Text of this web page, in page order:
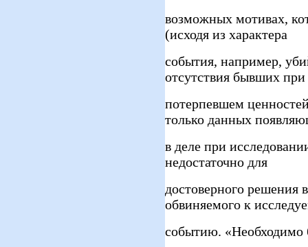
возможных мотивах,
(исходя из характера
события, например,
отсутствия бывших при
потерпевшем
только данных
в деле при
недостаточно для
достоверного решения
обвиняемого к
событию. «Необходимо